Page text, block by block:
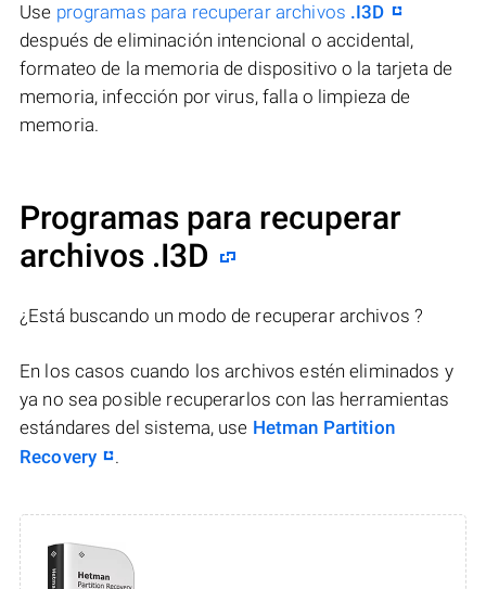
Use programas para recuperar archivos .I3D
después de eliminación intencional o accidental,
formateo de la memoria de dispositivo o la tarjeta de
memoria, infección por virus, falla o limpieza de
memoria.
Programas para recuperar
archivos .I3D
¿Está buscando un modo de recuperar archivos ?
En los casos cuando los archivos estén eliminados y
ya no sea posible recuperarlos con las herramientas
estándares del sistema, use Hetman Partition
Recovery
.